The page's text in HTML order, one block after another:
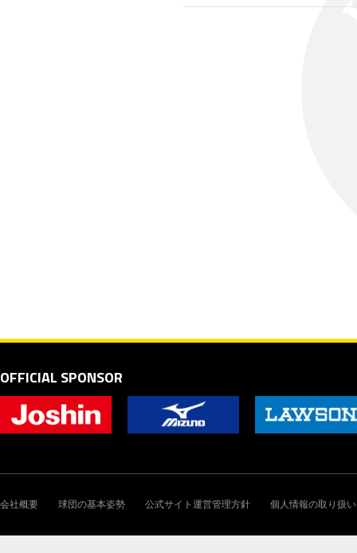
OFFICIAL SPONSOR
会社概要 球団の基本姿勢 公式サイト運営管理方針 個人情報の取り扱い